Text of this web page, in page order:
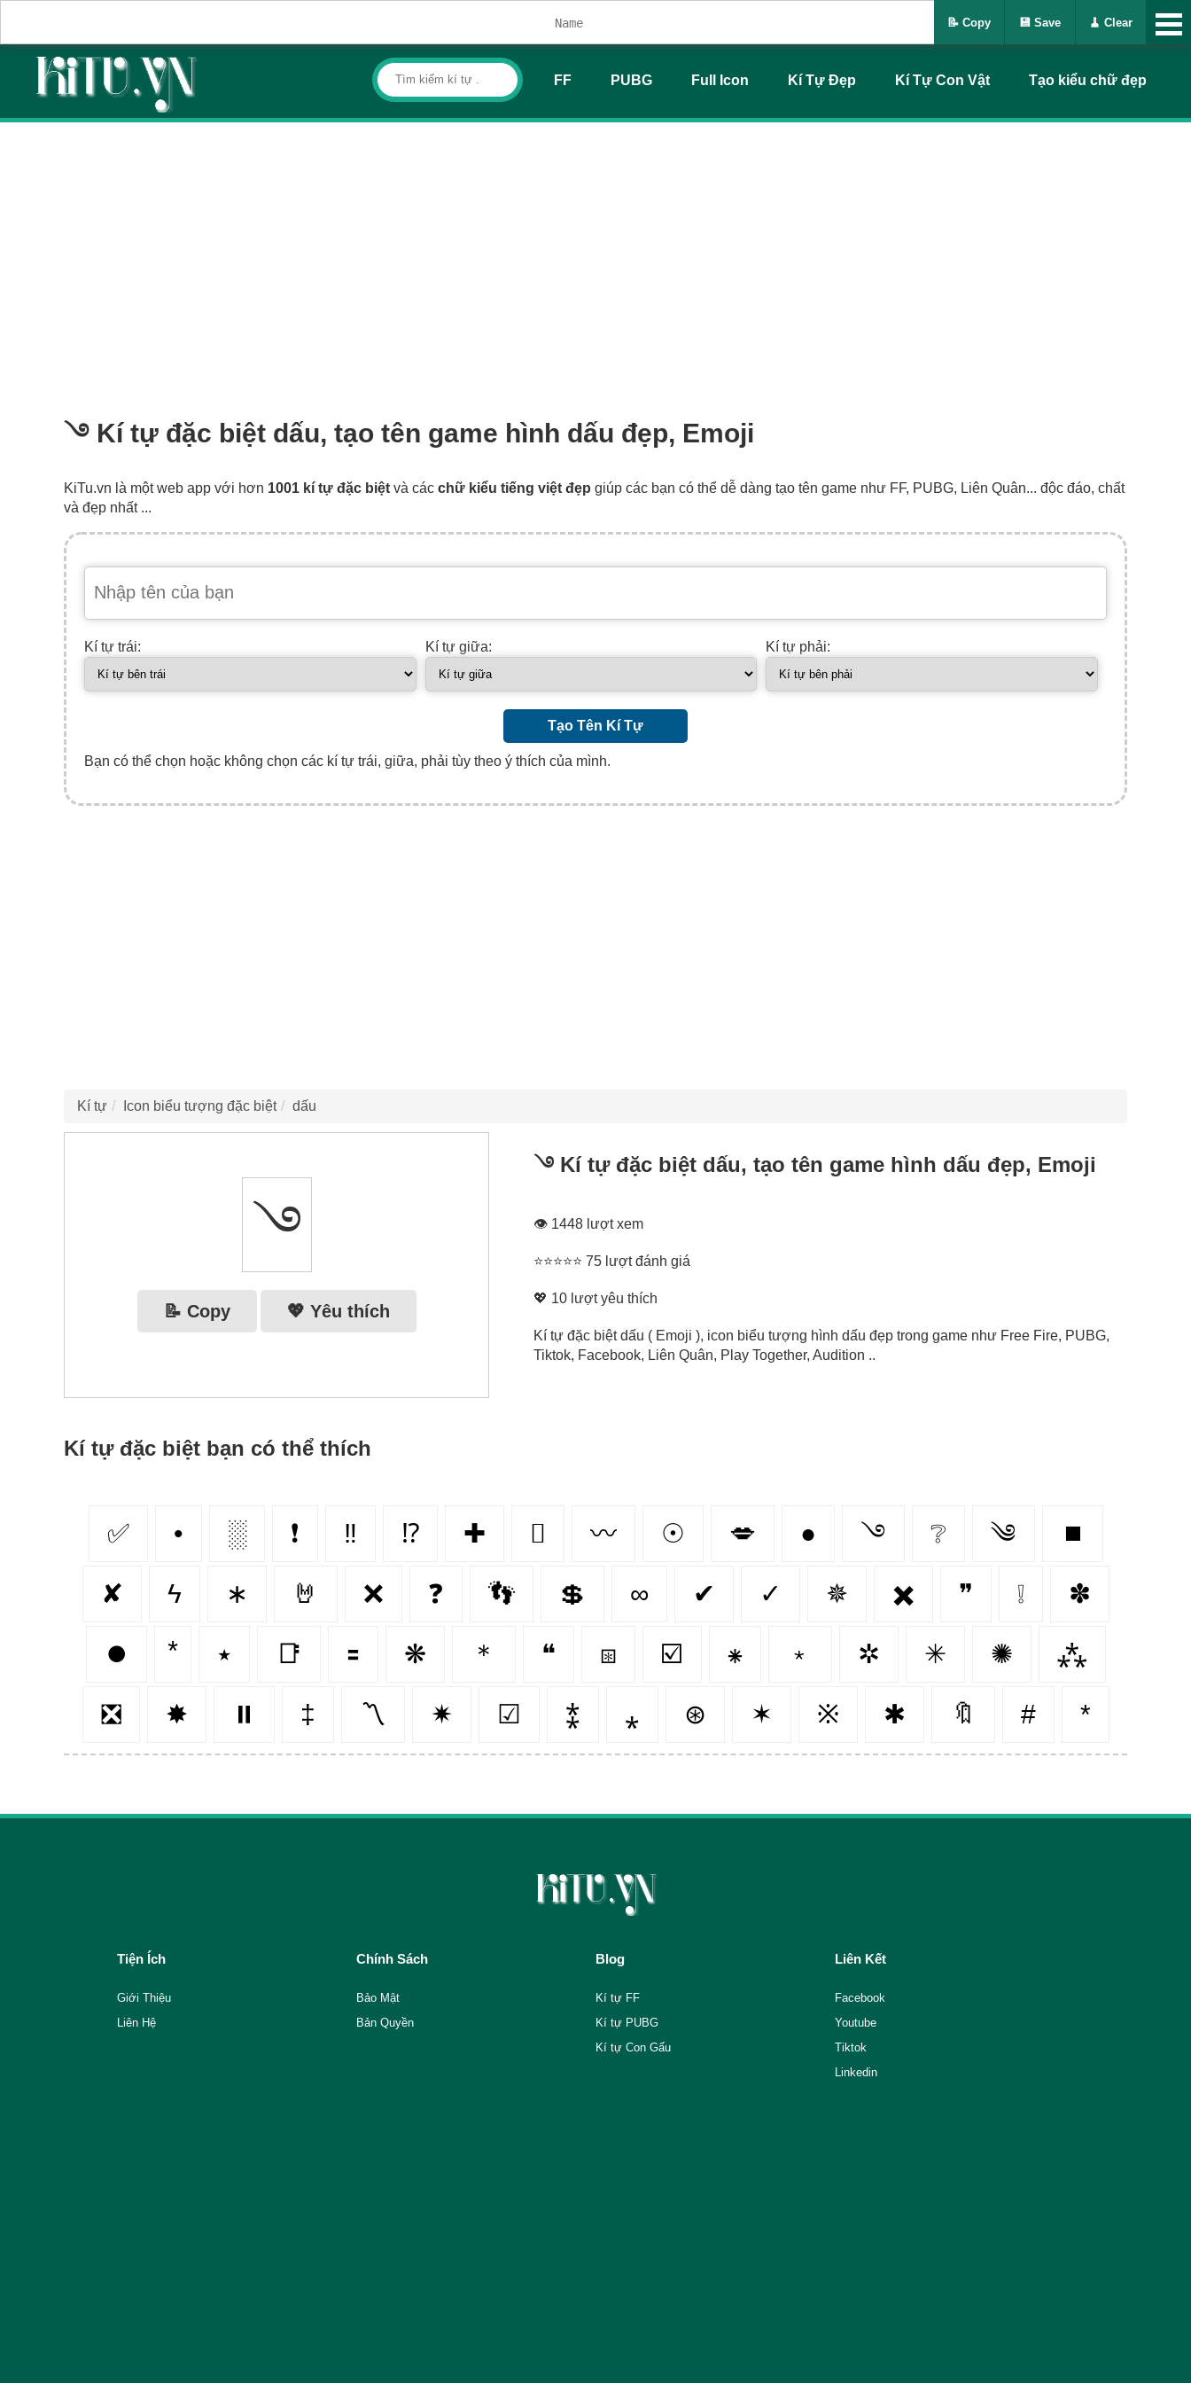
FF PUBG Full Icon Kí Tự Đẹp Kí Tự Con Vật Tạo kiểu chữ đẹp
࿓ Kí tự đặc biệt dấu, tạo tên game hình dấu đẹp, Emoji
KiTu.vn là một web app với hơn 1001 kí tự đặc biệt và các chữ kiểu tiếng việt đẹp giúp các bạn có thể dễ dàng tạo tên game như FF, PUBG, Liên Quân... độc đáo, chất
và đẹp nhất ...
Kí tự trái: Kí tự giữa: Kí tự phải:
Tạo Tên Kí Tự
Bạn có thể chọn hoặc không chọn các kí tự trái, giữa, phải tùy theo ý thích của mình.
Kí tự Icon biểu tượng đặc biệt dấu
࿓
📝 Copy 💖 Yêu thích
࿓ Kí tự đặc biệt dấu, tạo tên game hình dấu đẹp, Emoji
👁 1448 lượt xem
⭐⭐⭐⭐⭐ 75 lượt đánh giá
💖 10 lượt yêu thích
Kí tự đặc biệt dấu ( Emoji ), icon biểu tượng hình dấu đẹp trong game như Free Fire, PUBG,
Tiktok, Facebook, Liên Quân, Play Together, Audition ..
Kí tự đặc biệt bạn có thể thích
✅ • ░ ❗ ‼ ⁉ ✚ 🫆 〰 ☉ 💋 ● ࿓ ❔ ༄ ⏹️
✘ ϟ ∗ 🤘 ❌ ❓ 👣 💲 ∞ ✔ ✓ ✵ ✖️ ❞ ❕ ✽
⏺️ ٭ 📑 🟰 ❋ ＊ ❝ ⧆ ☑️ ⁕ ﹡ ✲ ✳ ✺ ⁂
❎ ✸ ⏸️ ‡ 〽 ✷ ☑ ⁑ ⁎ ⊛ ✶ ※ ✱ 🔖 # *
Tiện Ích
Giới Thiệu
Liên Hệ
Chính Sách
Bảo Mật
Bản Quyền
Blog
Kí tự FF
Kí tự PUBG
Kí tự Con Gấu
Liên Kết
Facebook
Youtube
Tiktok
Linkedin
📝 Copy 💾 Save 🧹 Clear